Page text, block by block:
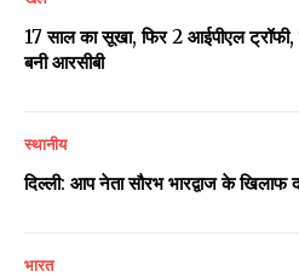
17 साल का सूखा, फिर 2 आईपीएल ट्रॉफी,
बनी आरसीबी
स्थानीय
दिल्ली: आप नेता सौरभ भारद्वाज के खिलाफ
भारत